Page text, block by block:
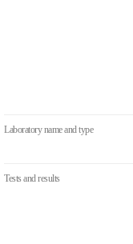
Laboratory name and type
Tests and results